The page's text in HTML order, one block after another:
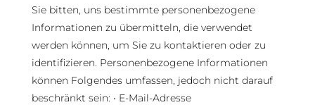
Sie bitten, uns bestimmte personenbezogene
Informationen zu übermitteln, die verwendet
werden können, um Sie zu kontaktieren oder zu
identifizieren. Personenbezogene Informationen
können Folgendes umfassen, jedoch nicht darauf
beschränkt sein: • E-Mail-Adresse